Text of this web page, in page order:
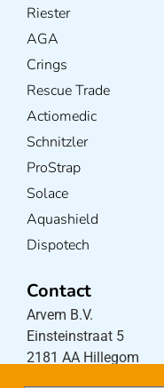
Riester
AGA
Crings
Rescue Trade
Actiomedic
Schnitzler
ProStrap
Solace
Aquashield
Dispotech
Contact
Arvem B.V.
Einsteinstraat 5
2181 AA Hillegom